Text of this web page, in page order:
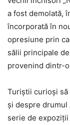
a fost demolată,
încorporată în
opresiune prin
sălii principale
provenind dintr-
Turiştii curioşi
şi despre
serie de